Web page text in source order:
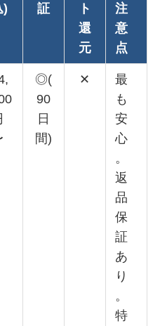
)
証
ト
還
元
注
意
点
◎(
90
日
間)
✕
最
も
安
心
。
返
品
保
証
あ
り
。
特